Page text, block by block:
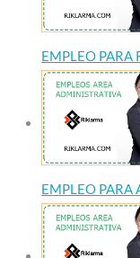
EMPLEO PARA
EMPLEO PARA